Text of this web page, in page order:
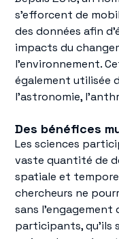
s'efforcent de
des données afin
impacts du
l'environnement.
également utilisée
l'astronomie,
Des bénéfices
Les sciences
vaste quantité de
spatiale et
chercheurs ne
sans l'engagement
participants, qu'ils